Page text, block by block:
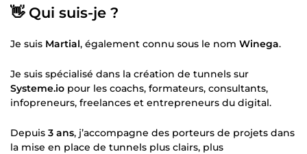
👋 Qui suis-je ?
Je suis Martial, également connu sous le nom Winega.
Je suis spécialisé dans la création de tunnels sur
Systeme.io pour les coachs, formateurs, consultants,
infopreneurs, freelances et entrepreneurs du digital.
Depuis 3 ans, j’accompagne des porteurs de projets dans
la mise en place de tunnels plus clairs, plus